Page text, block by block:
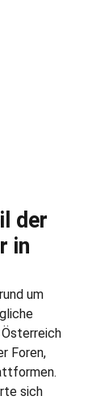
der
in
um
Österreich
Foren,
sich